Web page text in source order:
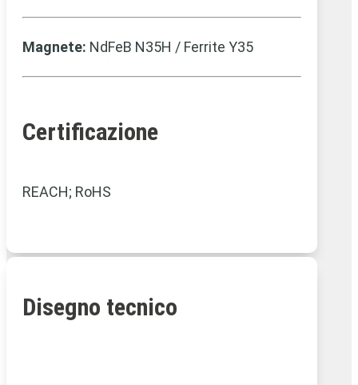
Magnete: NdFeB N35H / Ferrite Y35
Certificazione
REACH; RoHS
Disegno tecnico